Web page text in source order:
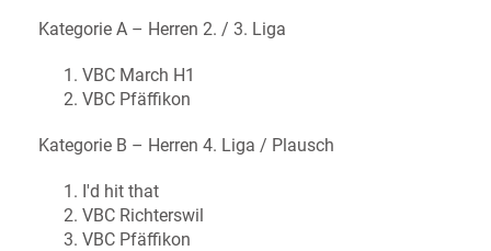
Kategorie A – Herren 2. / 3. Liga
VBC March H1
VBC Pfäffikon
Kategorie B – Herren 4. Liga / Plausch
I'd hit that
VBC Richterswil
VBC Pfäffikon